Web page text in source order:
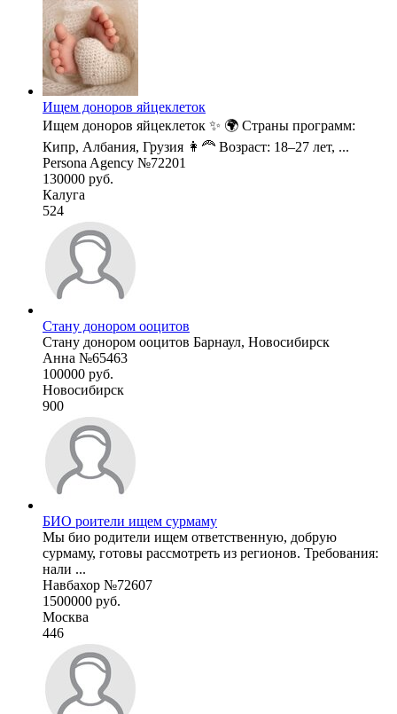
Ищем доноров яйцеклеток
Ищем доноров яйцеклеток ✨ 🌍 Страны программ:
Кипр, Албания, Грузия 👩‍🦰 Возраст: 18–27 лет, ...
Persona Agency №72201
130000 руб.
Калуга
524
Стану донором ооцитов
Стану донором ооцитов Барнаул, Новосибирск
Анна №65463
100000 руб.
Новосибирск
900
БИО роители ищем сурмаму
Мы био родители ищем ответственную, добрую
сурмаму, готовы рассмотреть из регионов. Требования:
нали ...
Навбахор №72607
1500000 руб.
Москва
446